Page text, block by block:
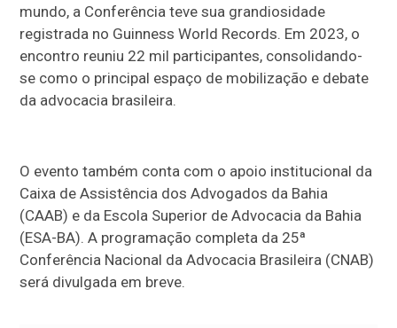
mundo, a Conferência teve sua grandiosidade
registrada no Guinness World Records. Em 2023, o
encontro reuniu 22 mil participantes, consolidando-
se como o principal espaço de mobilização e debate
da advocacia brasileira.
O evento também conta com o apoio institucional da
Caixa de Assistência dos Advogados da Bahia
(CAAB) e da Escola Superior de Advocacia da Bahia
(ESA-BA). A programação completa da 25ª
Conferência Nacional da Advocacia Brasileira (CNAB)
será divulgada em breve.